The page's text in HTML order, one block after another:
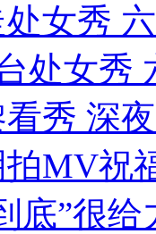
打脚踢
女秀
处女秀
秀 深
MV祝
底”很给